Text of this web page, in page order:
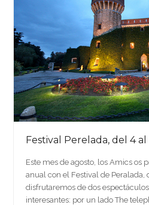
Festival Perelada, del 4
Este mes de agosto, los Amics os
anual con el Festival de Peralada,
disfrutaremos de dos
interesantes: por un lado The